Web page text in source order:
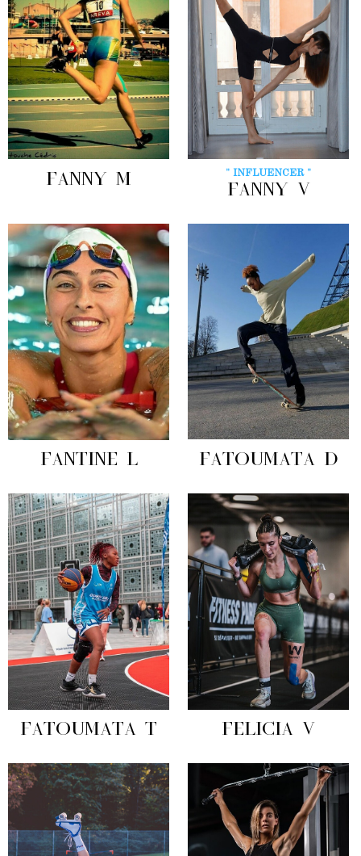
FANNY M " INFLUENCER "
FANNY V
FANTINE L FATOUMATA D
FATOUMATA T FELICIA V